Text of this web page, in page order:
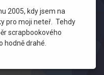
2005, kdy jsem na
pro moji neteř. Tehdy
scrapbookového
hodně drahé.